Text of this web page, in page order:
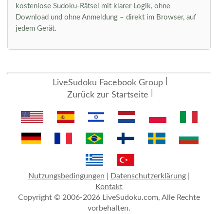
kostenlose Sudoku-Rätsel mit klarer Logik, ohne
Download und ohne Anmeldung – direkt im Browser, auf
jedem Gerät.
LiveSudoku Facebook Group
Zurück zur Startseite
Nutzungsbedingungen Datenschutzerklärung
Kontakt
Copyright © 2006-2026 LiveSudoku.com, Alle Rechte
vorbehalten.